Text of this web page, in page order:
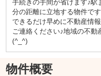
手続きの手間が省けます♪
分の距離に立地する物件で
できるだけ早めに不動産情
ご連絡ください♪地域の不
(^_^)
物件概要